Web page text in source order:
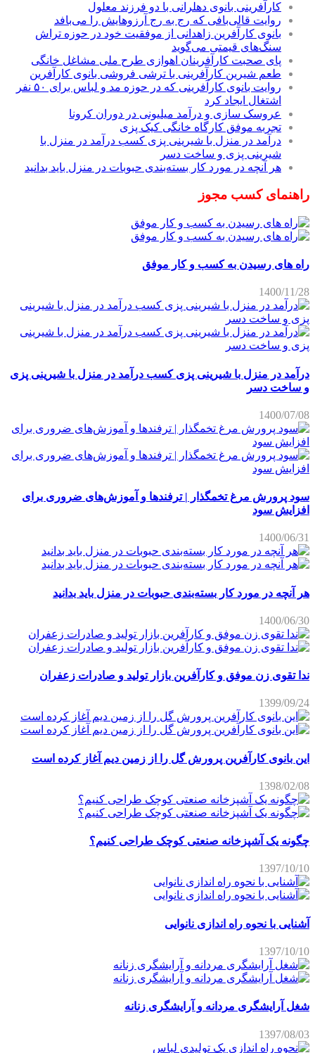
کارآفرینی بانوی دهلرانی با دو فرزند معلول
روایت قالی‌بافی که رج به رج آرزوهایش را می‌بافد
بانوی کارآفرین زاهدانی از موفقیت خود در حوزه تراش
سنگ‌های قیمتی می‌گوید
پای صحبت کارآفرینان اهوازی طرح ملی مشاغل خانگی
طعم شیرین کارآفرینی با ترشی فروشی بانوی کارآفرین
روایت بانوی کارآفرینی که در حوزه مد و لباس برای ۵۰ نفر
اشتغال ایجاد کرد
عروسک سازی و درآمد میلیونی در دوران کرونا
تجربه موفق کارگاه خانگی کیک پزی
درآمد در منزل با شیرینی پزی کسب درآمد در منزل با
شیرینی پزی و ساخت دسر
هر آنچه در مورد کار بسته‌بندی حبوبات در منزل باید بدانید
راهنمای کسب مجوز
راه های رسیدن به کسب و کار موفق
1400/11/28
درآمد در منزل با شیرینی پزی کسب درآمد در منزل با شیرینی پزی
و ساخت دسر
1400/07/08
سود پرورش مرغ تخمگذار | ترفندها و آموزش‌های ضروری برای
افزایش سود
1400/06/31
هر آنچه در مورد کار بسته‌بندی حبوبات در منزل باید بدانید
1400/06/30
ندا تقوی زن موفق و کارآفرین بازار تولید و صادرات زعفران
1399/09/24
این بانوی کارآفرین پرورش گل را از زمین دیم آغاز کرده است
1398/02/08
چگونه یک آشپزخانه صنعتی کوچک طراحی کنیم؟
1397/10/10
آشنایی با نحوه راه اندازی نانوایی
1397/10/10
شغل آرایشگری مردانه و آرایشگری زنانه
1397/08/03